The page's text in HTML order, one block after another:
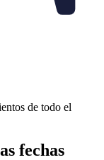
de todo el
fechas